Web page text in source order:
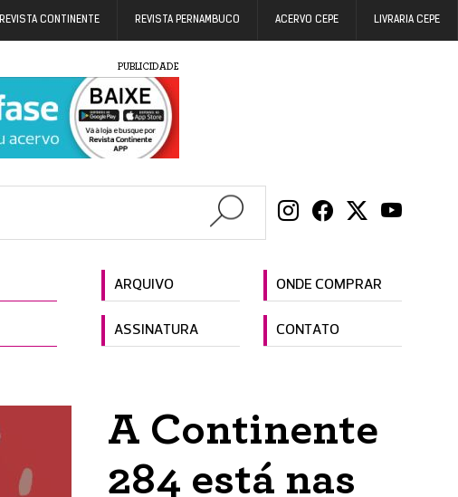
REVISTA CONTINENTE REVISTA PERNAMBUCO ACERVO CEPE LIVRARIA CEPE
PUBLICIDADE
ARQUIVO ONDE COMPRAR
ASSINATURA CONTATO
A Continente
284 está nas